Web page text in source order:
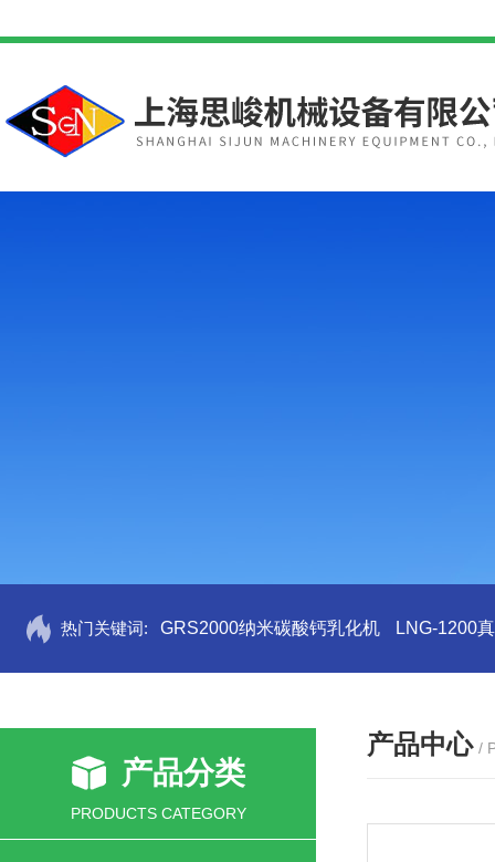
热门关键词: GRS2000纳米碳酸钙乳化机 LNG-1200
产品分类
PRODUCTS CATEGORY
产品中心 /